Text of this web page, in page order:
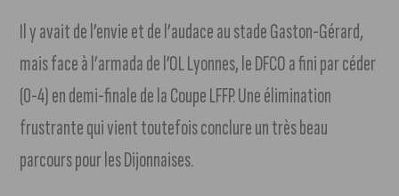
Il y avait de l’envie et de l’audace au stade Gaston-Gérard,
mais face à l’armada de l’OL Lyonnes, le DFCO a fini par céder
(0-4) en demi-finale de la Coupe LFFP. Une élimination
frustrante qui vient toutefois conclure un très beau
parcours pour les Dijonnaises.